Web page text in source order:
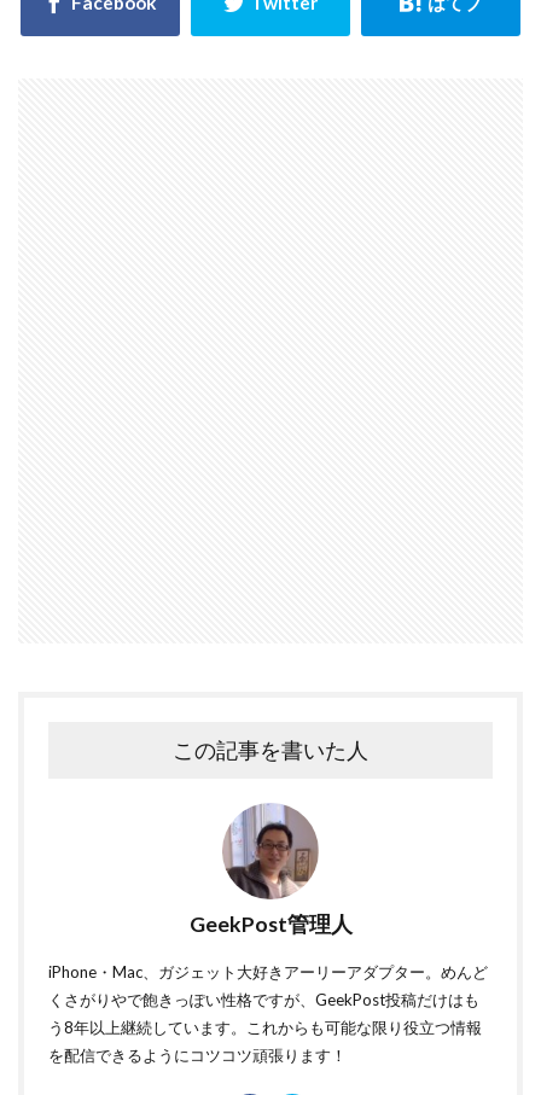
この記事を書いた人
GeekPost管理人
iPhone・Mac、ガジェット大好きアーリーアダプター。めんど
くさがりやで飽きっぽい性格ですが、GeekPost投稿だけはも
う8年以上継続しています。これからも可能な限り役立つ情報
を配信できるようにコツコツ頑張ります！